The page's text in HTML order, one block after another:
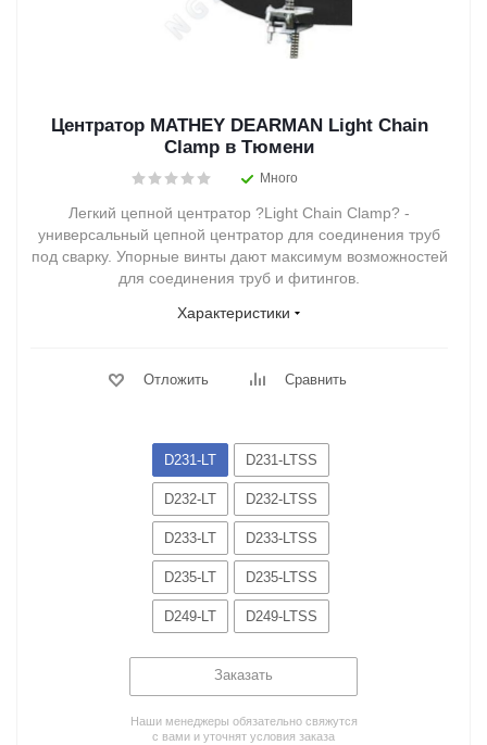
Центратор MATHEY DEARMAN Light Chain
Clamp в Тюмени
Много
Легкий цепной центратор ?Light Chain Clamp? -
универсальный цепной центратор для соединения труб
под сварку. Упорные винты дают максимум возможностей
для соединения труб и фитингов.
Характеристики
Отложить Сравнить
D231-LT D231-LTSS
D232-LT D232-LTSS
D233-LT D233-LTSS
D235-LT D235-LTSS
D249-LT D249-LTSS
Заказать
Наши менеджеры обязательно свяжутся
с вами и уточнят условия заказа